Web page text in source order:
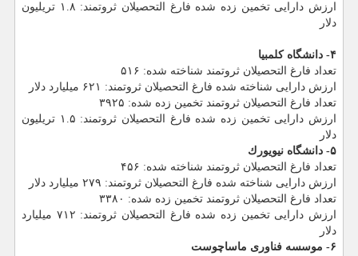
ارزش دارایی تخمین زده شده فارغ التحصیلان ثروتمند: ۱.۸ تریلیون
دلار
۴- دانشگاه كلمبیا
تعداد فارغ التحصیلان ثروتمند شناخته شده: ۵۱۶
ارزش دارایی شناخته شده فارغ التحصیلان ثروتمند: ۶۲۱ میلیارد دلار
تعداد فارغ التحصیلان ثروتمند تخمین زده شده: ۳۹۲۵
ارزش دارایی تخمین زده شده فارغ التحصیلان ثروتمند: ۱.۵ تریلیون
دلار
۵- دانشگاه نیویورك
تعداد فارغ التحصیلان ثروتمند شناخته شده: ۴۵۶
ارزش دارایی شناخته شده فارغ التحصیلان ثروتمند: ۲۷۹ میلیارد دلار
تعداد فارغ التحصیلان ثروتمند تخمین زده شده: ۳۳۸۰
ارزش دارایی تخمین زده شده فارغ التحصیلان ثروتمند: ۷۱۲ میلیارد
دلار
۶- موسسه فناوری ماساچوست